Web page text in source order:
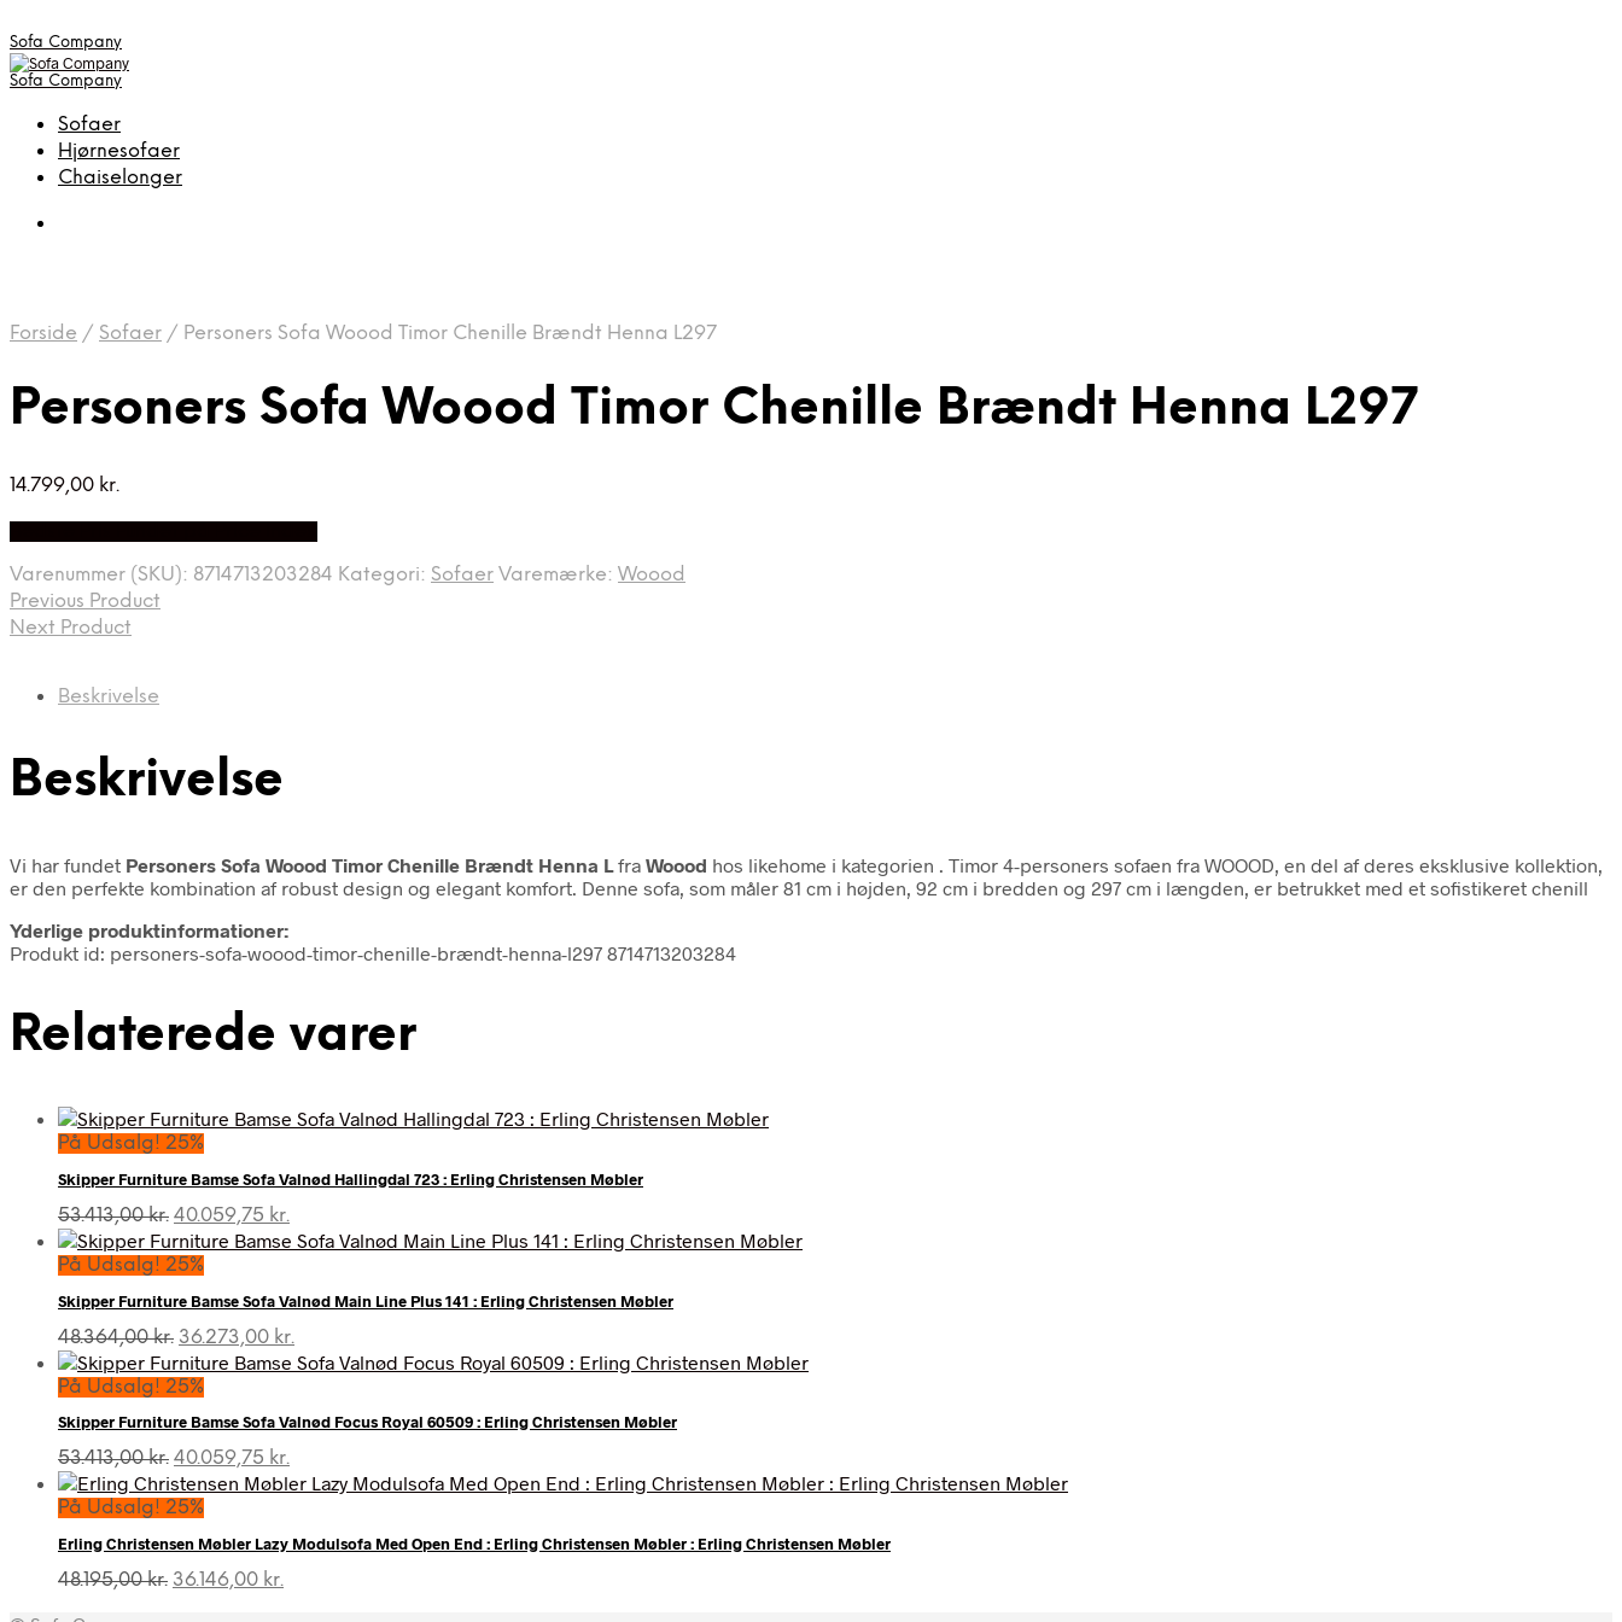
Sofa Company
Sofa Company
Sofaer
Hjørnesofaer
Chaiselonger
Forside / Sofaer / Personers Sofa Woood Timor Chenille Brændt Henna L297
Personers Sofa Woood Timor Chenille Brændt Henna L297
14.799,00 kr.
Varenummer (SKU): 8714713203284 Kategori: Sofaer Varemærke: Woood
Previous Product
Next Product
Beskrivelse
Beskrivelse
Vi har fundet Personers Sofa Woood Timor Chenille Brændt Henna L fra Woood hos likehome i kategorien
. Timor 4-personers sofaen fra WOOOD, en del af deres eksklusive kollektion,
er den perfekte kombination af robust design og elegant komfort. Denne sofa, som måler 81 cm i højden, 92 cm i bredden og 297 cm i længden, er betrukket med et sofistikeret chenill
Yderlige produktinformationer:
Produkt id: personers-sofa-woood-timor-chenille-brændt-henna-l297 8714713203284
Relaterede varer
På Udsalg! 25%
Skipper Furniture Bamse Sofa Valnød Hallingdal 723 : Erling Christensen Møbler
53.413,00kr. Den
oprindelige
pris
53.413,00 kr..
40.059,75 kr.
aktuelle
40.059,75 kr..
På Udsalg! 25%
Skipper Furniture Bamse Sofa Valnød Main Line Plus 141 : Erling Christensen Møbler
48.364,00kr. Den
oprindelige
pris
48.364,00 kr..
36.273,00 kr.
aktuelle
36.273,00 kr..
På Udsalg! 25%
Skipper Furniture Bamse Sofa Valnød Focus Royal 60509 : Erling Christensen Møbler
53.413,00kr. Den
oprindelige
pris
53.413,00 kr..
40.059,75 kr.
aktuelle
40.059,75 kr..
På Udsalg! 25%
Erling Christensen Møbler Lazy Modulsofa Med Open End : Erling Christensen Møbler : Erling Christensen Møbler
48.195,00kr. Den
36.146,00 kr.